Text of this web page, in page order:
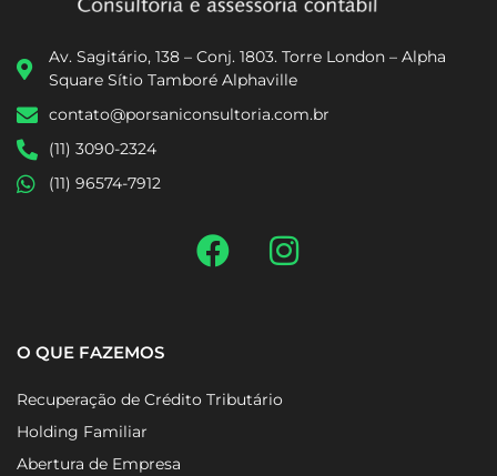
Av. Sagitário, 138 – Conj. 1803. Torre London – Alpha
Square Sítio Tamboré Alphaville
contato@porsaniconsultoria.com.br
(11) 3090-2324
(11) 96574-7912
O QUE FAZEMOS
Recuperação de Crédito Tributário
Holding Familiar
Abertura de Empresa